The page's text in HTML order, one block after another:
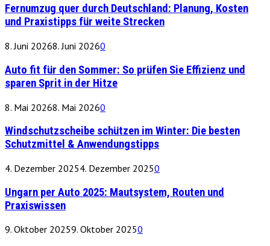
Fernumzug quer durch Deutschland: Planung, Kosten
und Praxistipps für weite Strecken
8. Juni 20268. Juni 20260
Auto fit für den Sommer: So prüfen Sie Effizienz und
sparen Sprit in der Hitze
8. Mai 20268. Mai 20260
Windschutzscheibe schützen im Winter: Die besten
Schutzmittel & Anwendungstipps
4. Dezember 20254. Dezember 20250
Ungarn per Auto 2025: Mautsystem, Routen und
Praxiswissen
9. Oktober 20259. Oktober 20250